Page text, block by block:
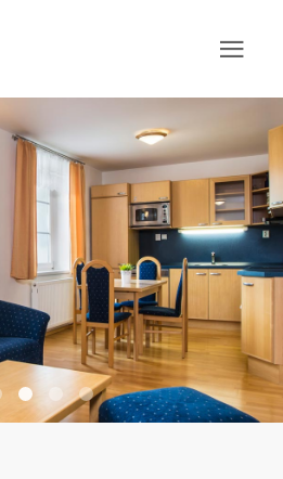
Barborka 01
Barborka 03
Barborka 02
Barborka 04